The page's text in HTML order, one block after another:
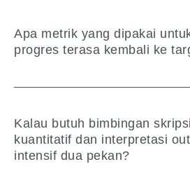
Apa metrik yang dipakai
progres terasa kembali ke
Kalau butuh bimbingan
kuantitatif dan interpretasi
intensif dua pekan?